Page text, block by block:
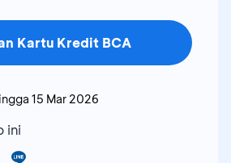
Kartu Kredit BCA
15 Mar 2026
ini